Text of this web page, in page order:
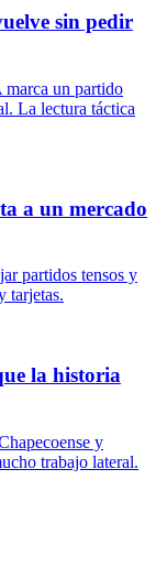
sin pedir
marca un partido
La lectura táctica
a un mercado
partidos tensos y
tarjetas.
la historia
y
trabajo lateral.